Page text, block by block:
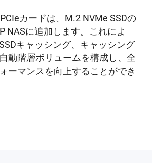
カードは、M.2 NVMe SSDの
NASに追加します。これによ
キャッシング、キャッシング
動階層ボリュームを構成し、全
ーマンスを向上することができ